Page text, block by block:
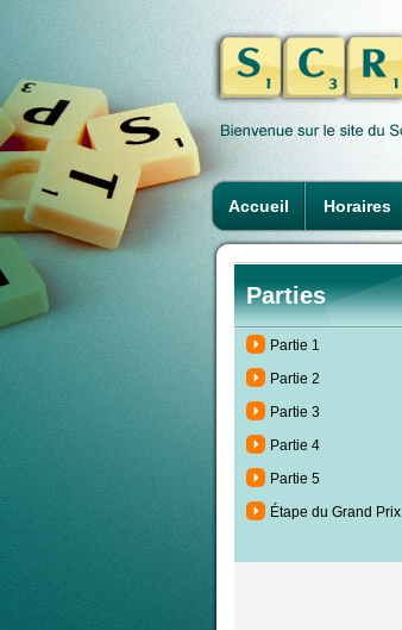
Accueil Horaires
Parties
Partie 1
Partie 2
Partie 3
Partie 4
Partie 5
Étape du Grand Prix